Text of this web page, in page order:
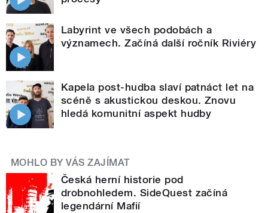
Labyrint ve všech podobách a
významech. Začíná další ročník Riviéry
Kapela post-hudba slaví patnáct let na
scéně s akustickou deskou. Znovu
hledá komunitní aspekt hudby
MOHLO BY VÁS ZAJÍMAT
Česká herní historie pod
drobnohledem. SideQuest začíná
legendární Mafií